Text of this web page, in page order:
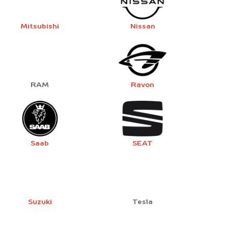
Mitsubishi Nissan
RAM Ravon
Saab SEAT
Suzuki Tesla